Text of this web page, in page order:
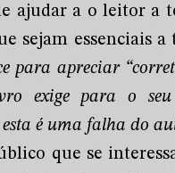
ajudar a o leitor a
sejam essenciais a
para apreciar
exige para o seu
é uma falha do
que se